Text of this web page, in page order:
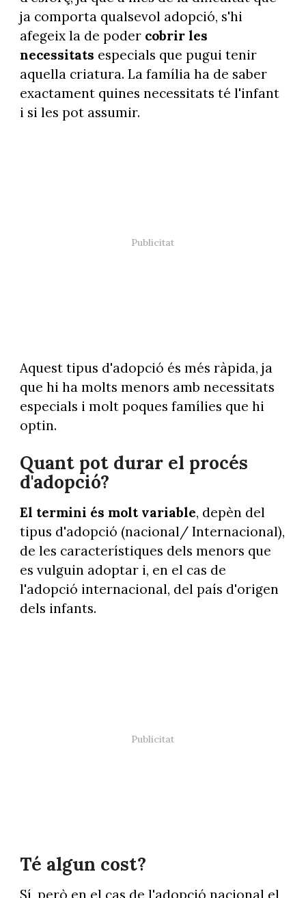
ja comporta qualsevol adopció, s'hi
afegeix la de poder cobrir les
necessitats especials que pugui tenir
aquella criatura. La família ha de saber
exactament quines necessitats té l'infant
i si les pot assumir.
Aquest tipus d'adopció és més ràpida, ja
que hi ha molts menors amb necessitats
especials i molt poques famílies que hi
optin.
Quant pot durar el procés
d'adopció?
El termini és molt variable, depèn del
tipus d'adopció (nacional/ Internacional),
de les característiques dels menors que
es vulguin adoptar i, en el cas de
l'adopció internacional, del país d'origen
dels infants.
Té algun cost?
Sí, però en el cas de l'adopció nacional el